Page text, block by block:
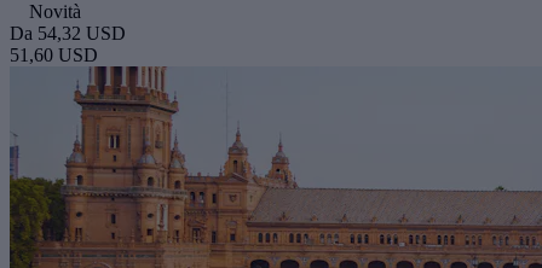
Novità
Da 54,32 USD
51,60 USD